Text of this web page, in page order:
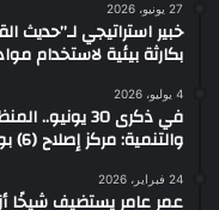
27 يونيو، 2026
خبير استراتيجي لـ”حديث
بكارثة بيئية لاستخدام
4 يوليو، 2026
في ذكرى 30
والتنمية: مركز إصلاح (6) بوادي النطرون نموذج للإصلاح والتأهيل
24 فبراير، 2026
عمر عامر يستضيف شيخًا